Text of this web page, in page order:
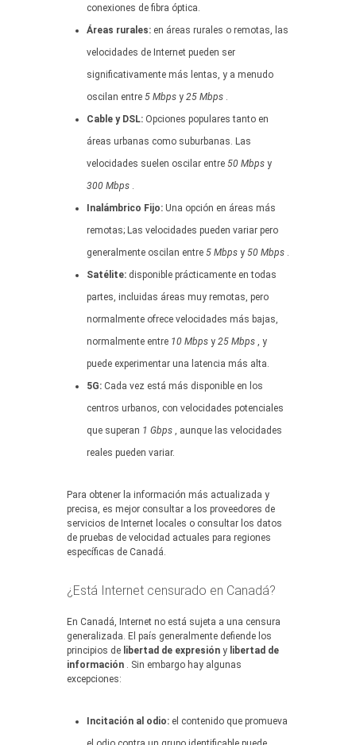
conexiones de fibra óptica.
Áreas rurales: en áreas rurales o remotas, las
velocidades de Internet pueden ser
significativamente más lentas, y a menudo
oscilan entre 5 Mbps y 25 Mbps .
Cable y DSL: Opciones populares tanto en
áreas urbanas como suburbanas. Las
velocidades suelen oscilar entre 50 Mbps y
300 Mbps .
Inalámbrico Fijo: Una opción en áreas más
remotas; Las velocidades pueden variar pero
generalmente oscilan entre 5 Mbps y 50 Mbps .
Satélite: disponible prácticamente en todas
partes, incluidas áreas muy remotas, pero
normalmente ofrece velocidades más bajas,
normalmente entre 10 Mbps y 25 Mbps , y
puede experimentar una latencia más alta.
5G: Cada vez está más disponible en los
centros urbanos, con velocidades potenciales
que superan 1 Gbps , aunque las velocidades
reales pueden variar.
Para obtener la información más actualizada y
precisa, es mejor consultar a los proveedores de
servicios de Internet locales o consultar los datos
de pruebas de velocidad actuales para regiones
específicas de Canadá.
¿Está Internet censurado en Canadá?
En Canadá, Internet no está sujeta a una censura
generalizada. El país generalmente defiende los
principios de libertad de expresión y libertad de
información . Sin embargo hay algunas
excepciones:
Incitación al odio: el contenido que promueva